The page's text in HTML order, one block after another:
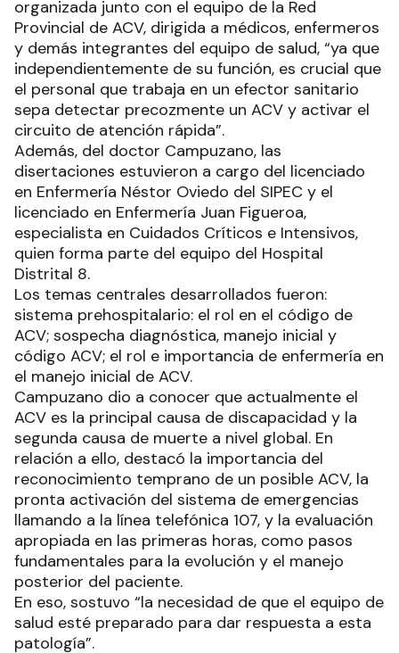
organizada junto con el equipo de la Red
Provincial de ACV, dirigida a médicos, enfermeros
y demás integrantes del equipo de salud, “ya que
independientemente de su función, es crucial que
el personal que trabaja en un efector sanitario
sepa detectar precozmente un ACV y activar el
circuito de atención rápida”.
Además, del doctor Campuzano, las
disertaciones estuvieron a cargo del licenciado
en Enfermería Néstor Oviedo del SIPEC y el
licenciado en Enfermería Juan Figueroa,
especialista en Cuidados Críticos e Intensivos,
quien forma parte del equipo del Hospital
Distrital 8.
Los temas centrales desarrollados fueron:
sistema prehospitalario: el rol en el código de
ACV; sospecha diagnóstica, manejo inicial y
código ACV; el rol e importancia de enfermería en
el manejo inicial de ACV.
Campuzano dio a conocer que actualmente el
ACV es la principal causa de discapacidad y la
segunda causa de muerte a nivel global. En
relación a ello, destacó la importancia del
reconocimiento temprano de un posible ACV, la
pronta activación del sistema de emergencias
llamando a la línea telefónica 107, y la evaluación
apropiada en las primeras horas, como pasos
fundamentales para la evolución y el manejo
posterior del paciente.
En eso, sostuvo “la necesidad de que el equipo de
salud esté preparado para dar respuesta a esta
patología”.